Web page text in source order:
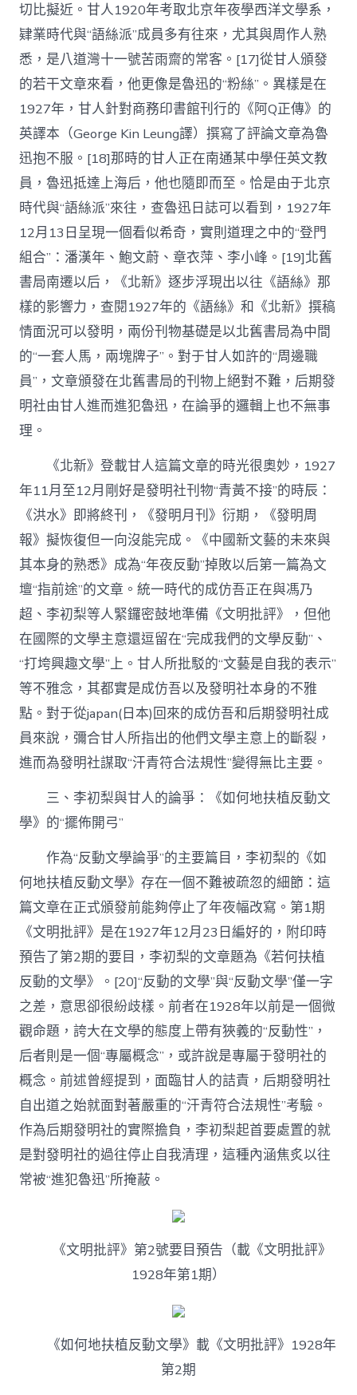
切比擬近。甘人1920年考取北京年夜學西洋文學系，
肄業時代與“語絲派”成員多有往來，尤其與周作人熟
悉，是八道灣十一號苦雨齋的常客。[17]從甘人頒發
的若干文章來看，他更像是魯迅的“粉絲”。異樣是在
1927年，甘人針對商務印書館刊行的《阿Q正傳》的
英譯本（George Kin Leung譯）撰寫了評論文章為魯
迅抱不服。[18]那時的甘人正在南通某中學任英文教
員，魯迅抵達上海后，他也隨即而至。恰是由于北京
時代與“語絲派”來往，查魯迅日誌可以看到，1927年
12月13日呈現一個看似希奇，實則道理之中的“登門
組合”：潘漢年、鮑文蔚、章衣萍、李小峰。[19]北舊
書局南遷以后，《北新》逐步浮現出以往《語絲》那
樣的影響力，查閱1927年的《語絲》和《北新》撰稿
情面況可以發明，兩份刊物基礎是以北舊書局為中間
的“一套人馬，兩塊牌子”。對于甘人如許的“周邊職
員”，文章頒發在北舊書局的刊物上絕對不難，后期發
明社由甘人進而進犯魯迅，在論爭的邏輯上也不無事
理。
《北新》登載甘人這篇文章的時光很奧妙，1927
年11月至12月剛好是發明社刊物“青黃不接”的時辰：
《洪水》即將終刊，《發明月刊》衍期，《發明周
報》擬恢復但一向沒能完成。《中國新文藝的未來與
其本身的熟悉》成為“年夜反動”掉敗以后第一篇為文
壇“指前途”的文章。統一時代的成仿吾正在與馮乃
超、李初梨等人緊鑼密鼓地準備《文明批評》，但他
在國際的文學主意還逗留在“完成我們的文學反動”、
“打垮興趣文學”上。甘人所批駁的“文藝是自我的表示”
等不雅念，其都實是成仿吾以及發明社本身的不雅
點。對于從japan(日本)回來的成仿吾和后期發明社成
員來說，彌合甘人所指出的他們文學主意上的斷裂，
進而為發明社謀取“汗青符合法規性”變得無比主要。
三、李初梨與甘人的論爭：《如何地扶植反動文
學》的“擺佈開弓”
作為“反動文學論爭”的主要篇目，李初梨的《如
何地扶植反動文學》存在一個不難被疏忽的細節：這
篇文章在正式頒發前能夠停止了年夜幅改寫。第1期
《文明批評》是在1927年12月23日編好的，附印時
預告了第2期的要目，李初梨的文章題為《若何扶植
反動的文學》。[20]“反動的文學”與“反動文學”僅一字
之差，意思卻很紛歧樣。前者在1928年以前是一個微
觀命題，誇大在文學的態度上帶有狹義的“反動性”，
后者則是一個“專屬概念”，或許說是專屬于發明社的
概念。前述曾經提到，面臨甘人的詰責，后期發明社
自出道之始就面對著嚴重的“汗青符合法規性”考驗。
作為后期發明社的實際擔負，李初梨起首要處置的就
是對發明社的過往停止自我清理，這種內涵焦炙以往
常被“進犯魯迅”所掩蔽。
《文明批評》第2號要目預告（載《文明批評》
1928年第1期）
《如何地扶植反動文學》載《文明批評》1928年
第2期